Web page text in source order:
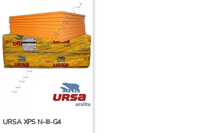
URSA XPS N-III-G4